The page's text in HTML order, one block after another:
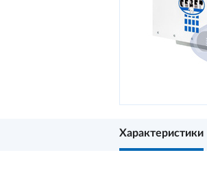
Характеристики